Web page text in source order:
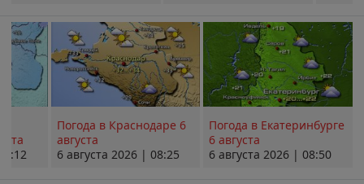
Погода в Краснодаре 6
августа
6 августа 2026 | 08:25
Погода в Екатеринбурге
6 августа
6 августа 2026 | 08:50